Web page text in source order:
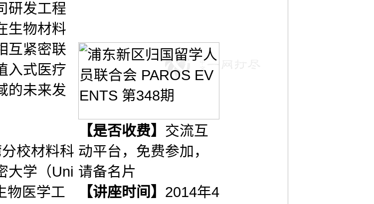
研发工程
生物材料
互紧密联
入式医疗
的未来发
校材料科
大学（Uni
物医学工
【是否收费】 交流互
动平台，免费参加，
请备名片
【讲座时间】 2014年4